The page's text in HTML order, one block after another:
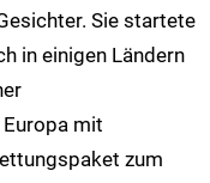
Sie startete
in einigen Ländern
mit
zum